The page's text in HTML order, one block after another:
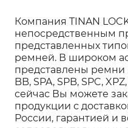
Компания TINAN
непосредственным
представленных
ремней. В широком
представлены ремни
BB, SPA, SPB, SPC,
сейчас Вы можете
продукции с
России, гарантией